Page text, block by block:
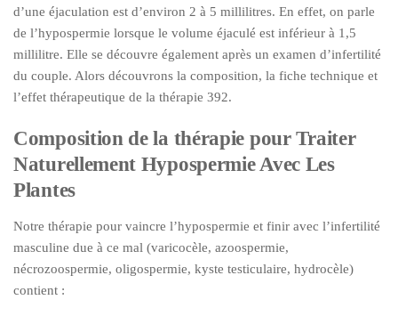
d’une éjaculation est d’environ 2 à 5 millilitres. En effet, on parle
de l’hypospermie lorsque le volume éjaculé est inférieur à 1,5
millilitre. Elle se découvre également après un examen d’infertilité
du couple. Alors découvrons la composition, la fiche technique et
l’effet thérapeutique de la thérapie 392.
Composition de la thérapie pour Traiter
Naturellement Hypospermie Avec Les
Plantes
Notre thérapie pour vaincre l’hypospermie et finir avec l’infertilité
masculine due à ce mal (varicocèle, azoospermie,
nécrozoospermie, oligospermie, kyste testiculaire, hydrocèle)
contient :